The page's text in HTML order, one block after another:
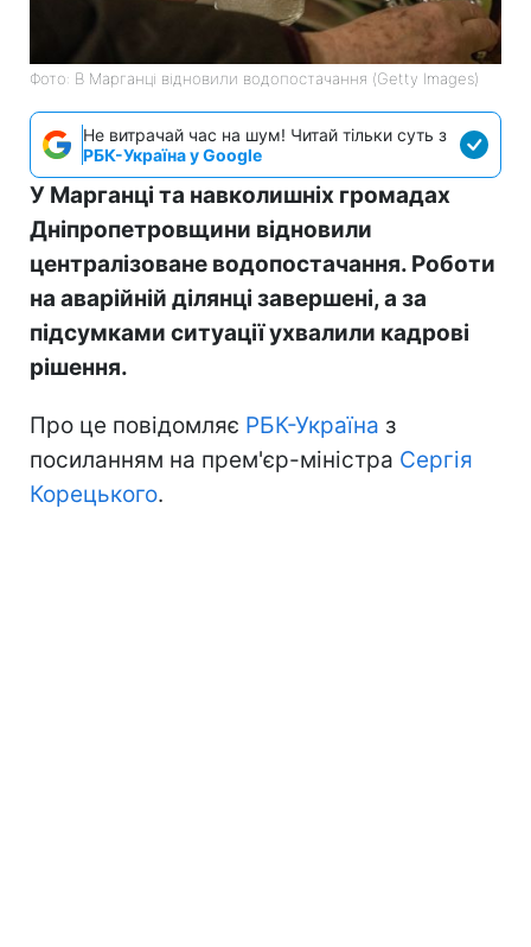
Фото: В Марганці відновили водопостачання (Getty Images)
Не витрачай час на шум! Читай тільки суть з
РБК-Україна у Google
У Марганці та навколишніх громадах
Дніпропетровщини відновили
централізоване водопостачання. Роботи
на аварійній ділянці завершені, а за
підсумками ситуації ухвалили кадрові
рішення.
Про це повідомляє РБК-Україна з
посиланням на прем'єр-міністра Сергія
Корецького.